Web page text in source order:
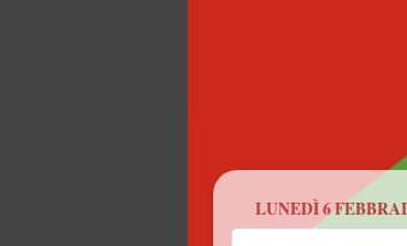
LUNEDÌ 6